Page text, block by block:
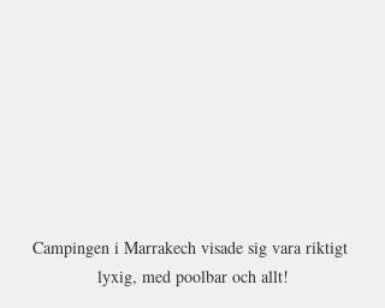
Campingen i Marrakech visade sig vara riktigt
lyxig, med poolbar och allt!